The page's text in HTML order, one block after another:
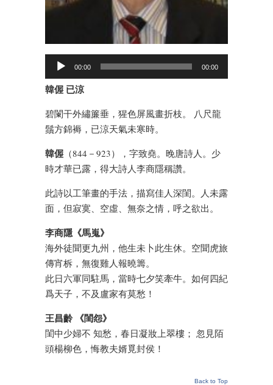
00:00 00:00
韓偓 已涼
碧闌干外繡簾垂，猩色屏風畫折枝。 八尺龍
鬚方錦褥，已涼天氣未寒時。
韓偓 （844－923），字致堯。晚唐詩人。少
時才華已露，得大詩人李商隱稱讚。
此詩以工筆畫的手法，描寫佳人深閨。人未露
面，但寂寞、空虛、無奈之情，呼之欲出。
李商隱《馬嵬》
海外徒聞更九州，他生未卜此生休。空聞虎旅
傳宵柝，無復雞人報曉籌。
此日六軍同駐馬，當時七夕笑牽牛。如何四紀
爲天子，不及盧家有莫愁！
王昌齡 《閨怨》
閨中少婦不 知愁，春日凝妝上翠樓； 忽見陌
頭楊柳色，悔教夫婿覓封侯！
Back to Top